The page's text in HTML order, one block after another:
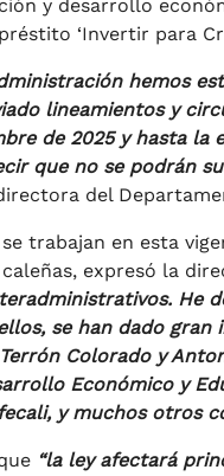
y desarrollo
‘Invertir para
hemos
lineamientos y
de 2025 y hasta
que no se podrán
del
trabajan en esta
expresó la
He
se han dado
Colorado y
Económico y
y muchos otros
“la ley afectará